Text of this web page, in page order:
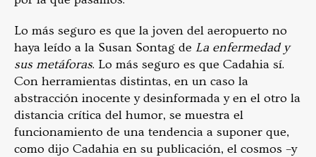
Lo más seguro es que la joven del aeropuerto no
haya leído a la Susan Sontag de La enfermedad y
sus metáforas. Lo más seguro es que Cadahia sí.
Con herramientas distintas, en un caso la
abstracción inocente y desinformada y en el otro la
distancia crítica del humor, se muestra el
funcionamiento de una tendencia a suponer que,
como dijo Cadahia en su publicación, el cosmos –y